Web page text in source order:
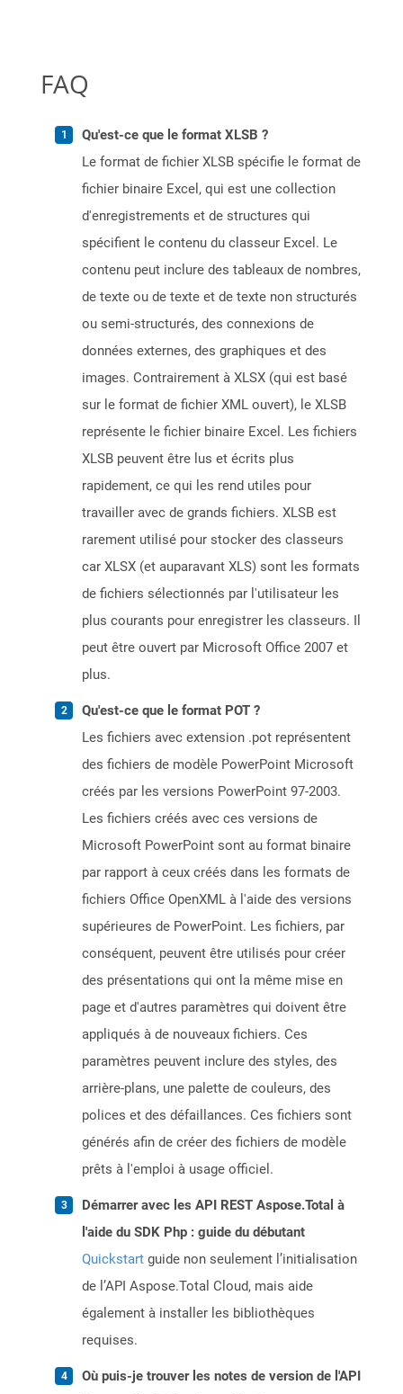
FAQ
Qu'est-ce que le format XLSB ?
Le format de fichier XLSB spécifie le format de
fichier binaire Excel, qui est une collection
d'enregistrements et de structures qui
spécifient le contenu du classeur Excel. Le
contenu peut inclure des tableaux de nombres,
de texte ou de texte et de texte non structurés
ou semi-structurés, des connexions de
données externes, des graphiques et des
images. Contrairement à XLSX (qui est basé
sur le format de fichier XML ouvert), le XLSB
représente le fichier binaire Excel. Les fichiers
XLSB peuvent être lus et écrits plus
rapidement, ce qui les rend utiles pour
travailler avec de grands fichiers. XLSB est
rarement utilisé pour stocker des classeurs
car XLSX (et auparavant XLS) sont les formats
de fichiers sélectionnés par l'utilisateur les
plus courants pour enregistrer les classeurs. Il
peut être ouvert par Microsoft Office 2007 et
plus.
Qu'est-ce que le format POT ?
Les fichiers avec extension .pot représentent
des fichiers de modèle PowerPoint Microsoft
créés par les versions PowerPoint 97-2003.
Les fichiers créés avec ces versions de
Microsoft PowerPoint sont au format binaire
par rapport à ceux créés dans les formats de
fichiers Office OpenXML à l'aide des versions
supérieures de PowerPoint. Les fichiers, par
conséquent, peuvent être utilisés pour créer
des présentations qui ont la même mise en
page et d'autres paramètres qui doivent être
appliqués à de nouveaux fichiers. Ces
paramètres peuvent inclure des styles, des
arrière-plans, une palette de couleurs, des
polices et des défaillances. Ces fichiers sont
générés afin de créer des fichiers de modèle
prêts à l'emploi à usage officiel.
Démarrer avec les API REST Aspose.Total à
l'aide du SDK Php : guide du débutant
Quickstart guide non seulement l’initialisation
de l’API Aspose.Total Cloud, mais aide
également à installer les bibliothèques
requises.
Où puis-je trouver les notes de version de l'API